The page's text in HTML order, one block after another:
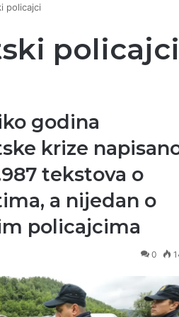
policajci
policajci
godina
krize
tekstova o
a nijedan o
policajcima
0